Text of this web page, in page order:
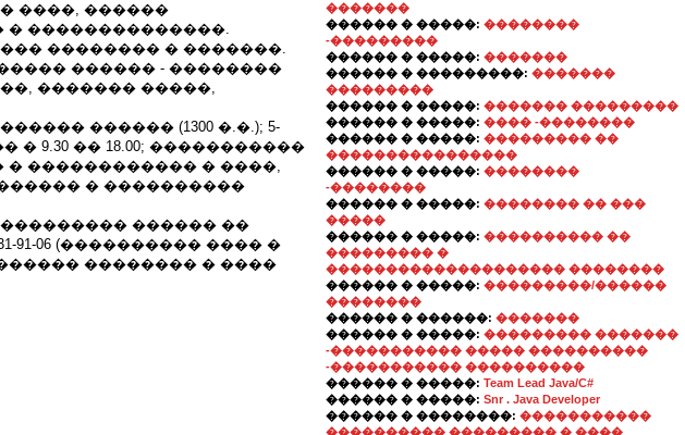
����, ������
� ��������������.
�������� � �������.
������ - ��������
������� �����,
������ (1300 �.�.); 5-
9.30 �� 18.00; �����������
������������ � ����,
� ����������
������ ��
531-91-06 (���������� ���� �
�������� � ����
�������
������ � �����: ��������
-���������
������ � �����: �������
������ � ���������: �������
���������
������ � �����: ������� ���������
������ � �����: ���� -��������
������ � �����: ��������� ��
����������������
������ � �����: ��������
-��������
������ � �����: �������� �� ���
�����
������ � �����: ���������� ��
��������� �
�������������������� ��������
������ � �����: ���������/������
��������
������ � ������: �������
������ � �����: ��������� �������
-����������� ����� ����������
-����������� ����������
������ � �����: Team Lead Java/C#
������ � �����: Snr . Java Developer
������ � ��������: �����������
���������� ��������� � ����